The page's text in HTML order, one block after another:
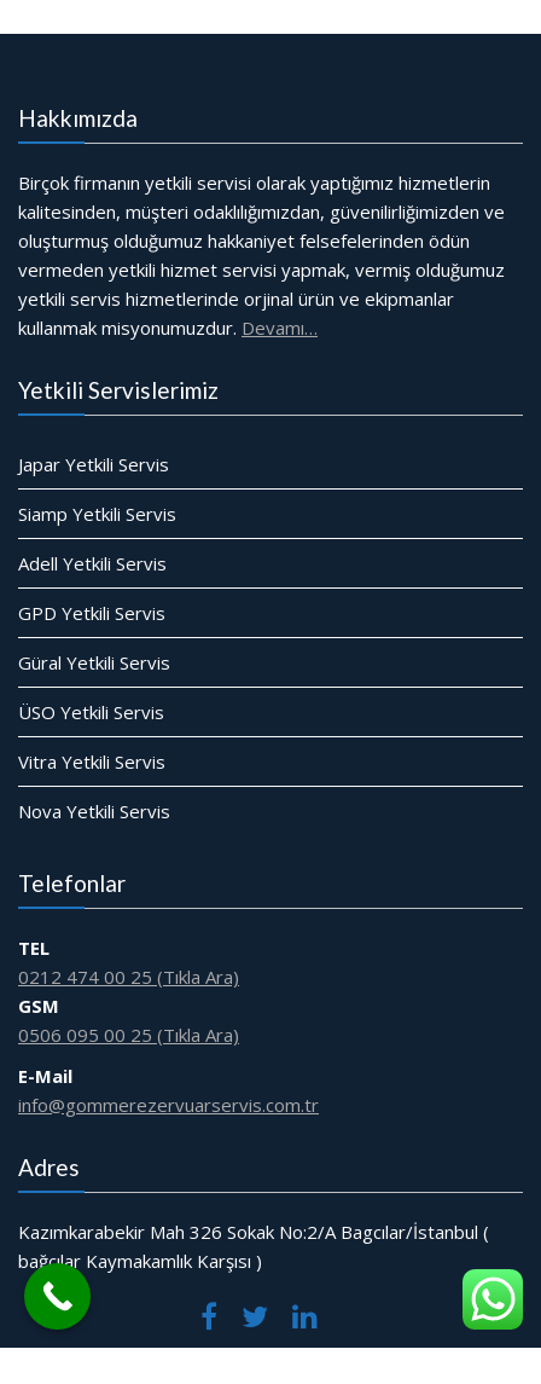
Hakkımızda
Birçok firmanın yetkili servisi olarak yaptığımız hizmetlerin
kalitesinden, müşteri odaklılığımızdan, güvenilirliğimizden ve
oluşturmuş olduğumuz hakkaniyet felsefelerinden ödün
vermeden yetkili hizmet servisi yapmak, vermiş olduğumuz
yetkili servis hizmetlerinde orjinal ürün ve ekipmanlar
kullanmak misyonumuzdur. Devamı…
Yetkili Servislerimiz
Japar Yetkili Servis
Siamp Yetkili Servis
Adell Yetkili Servis
GPD Yetkili Servis
Güral Yetkili Servis
ÜSO Yetkili Servis
Vitra Yetkili Servis
Nova Yetkili Servis
Telefonlar
TEL
0212 474 00 25 (Tıkla Ara)
GSM
0506 095 00 25 (Tıkla Ara)
E-Mail
info@gommerezervuarservis.com.tr
Adres
Kazımkarabekir Mah 326 Sokak No:2/A Bagcılar/İstanbul (
bağcılar Kaymakamlık Karşısı )